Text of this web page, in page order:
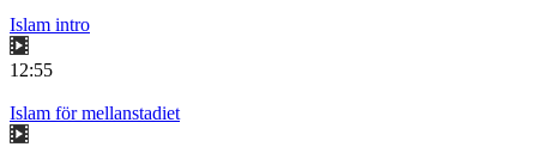
Islam intro
12:55
Islam för mellanstadiet